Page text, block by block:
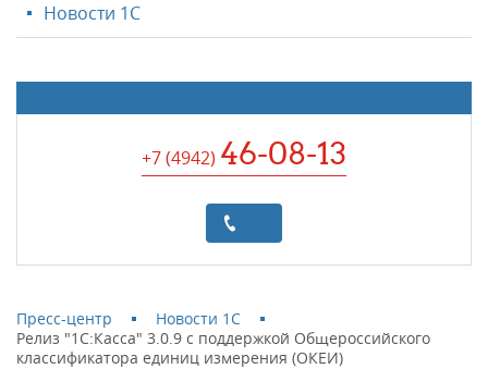
Новости 1С
+7 (4942) 46-08-13
Пресс-центр
Новости 1С
Релиз "1С:Касса" 3.0.9 с поддержкой Общероссийского
классификатора единиц измерения (ОКЕИ)